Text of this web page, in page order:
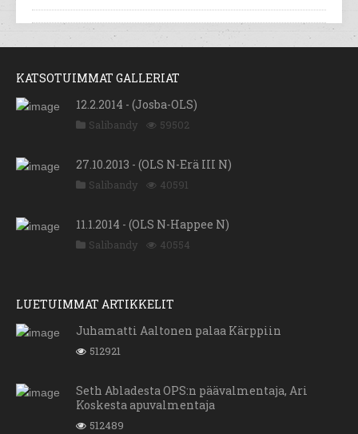
KATSOTUIMMAT GALLERIAT
12.2.2014 - (Josba-OLS)
Salibandy 59502
27.10.2013 - (OLS N-Erä III N)
Salibandy 40591
11.1.2014 - (OLS N-Happee N)
Salibandy 40554
LUETUIMMAT ARTIKKELIT
Juhamatti Aaltonen palaa Kärppiin
512921
Seth Abladesta OPS:n päävalmentaja, Ari
Koskesta apuvalmentaja
512489